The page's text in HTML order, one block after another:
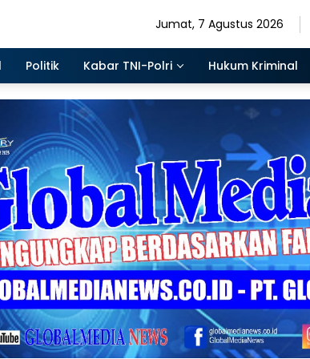
Jumat, 7 Agustus 2026
Politik Kabar TNI-Polri Hukum Kriminal